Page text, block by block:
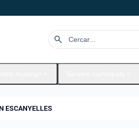
search
ESCANYELLES